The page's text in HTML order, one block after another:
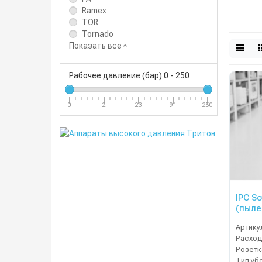
Ramex
TOR
Tornado
Показать все
Рабочее давление (бар) 0 - 250
0 2 23 91 250
IPC